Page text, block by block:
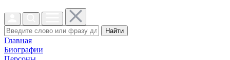
Найти
Главная
Биографии